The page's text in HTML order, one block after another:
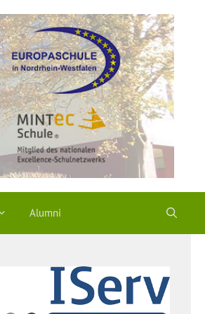
Alumni